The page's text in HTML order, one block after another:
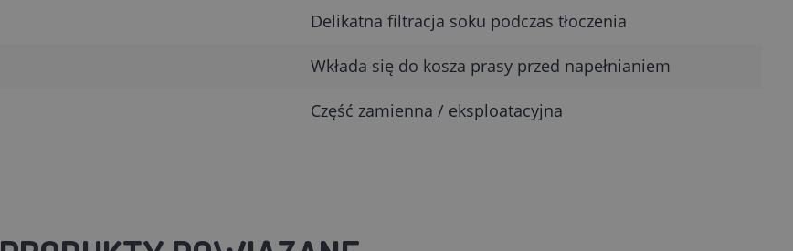
Delikatna filtracja soku podczas tłoczenia
Wkłada się do kosza prasy przed napełnianiem
Część zamienna / eksploatacyjna